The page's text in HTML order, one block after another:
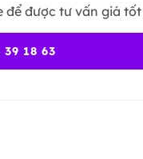
để được tư vấn giá
39 18 63